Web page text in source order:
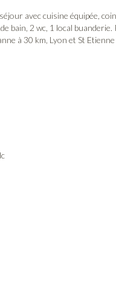
avec cuisine équipée,
bain, 2 wc, 1 local
à 30 km, Lyon et St
linge